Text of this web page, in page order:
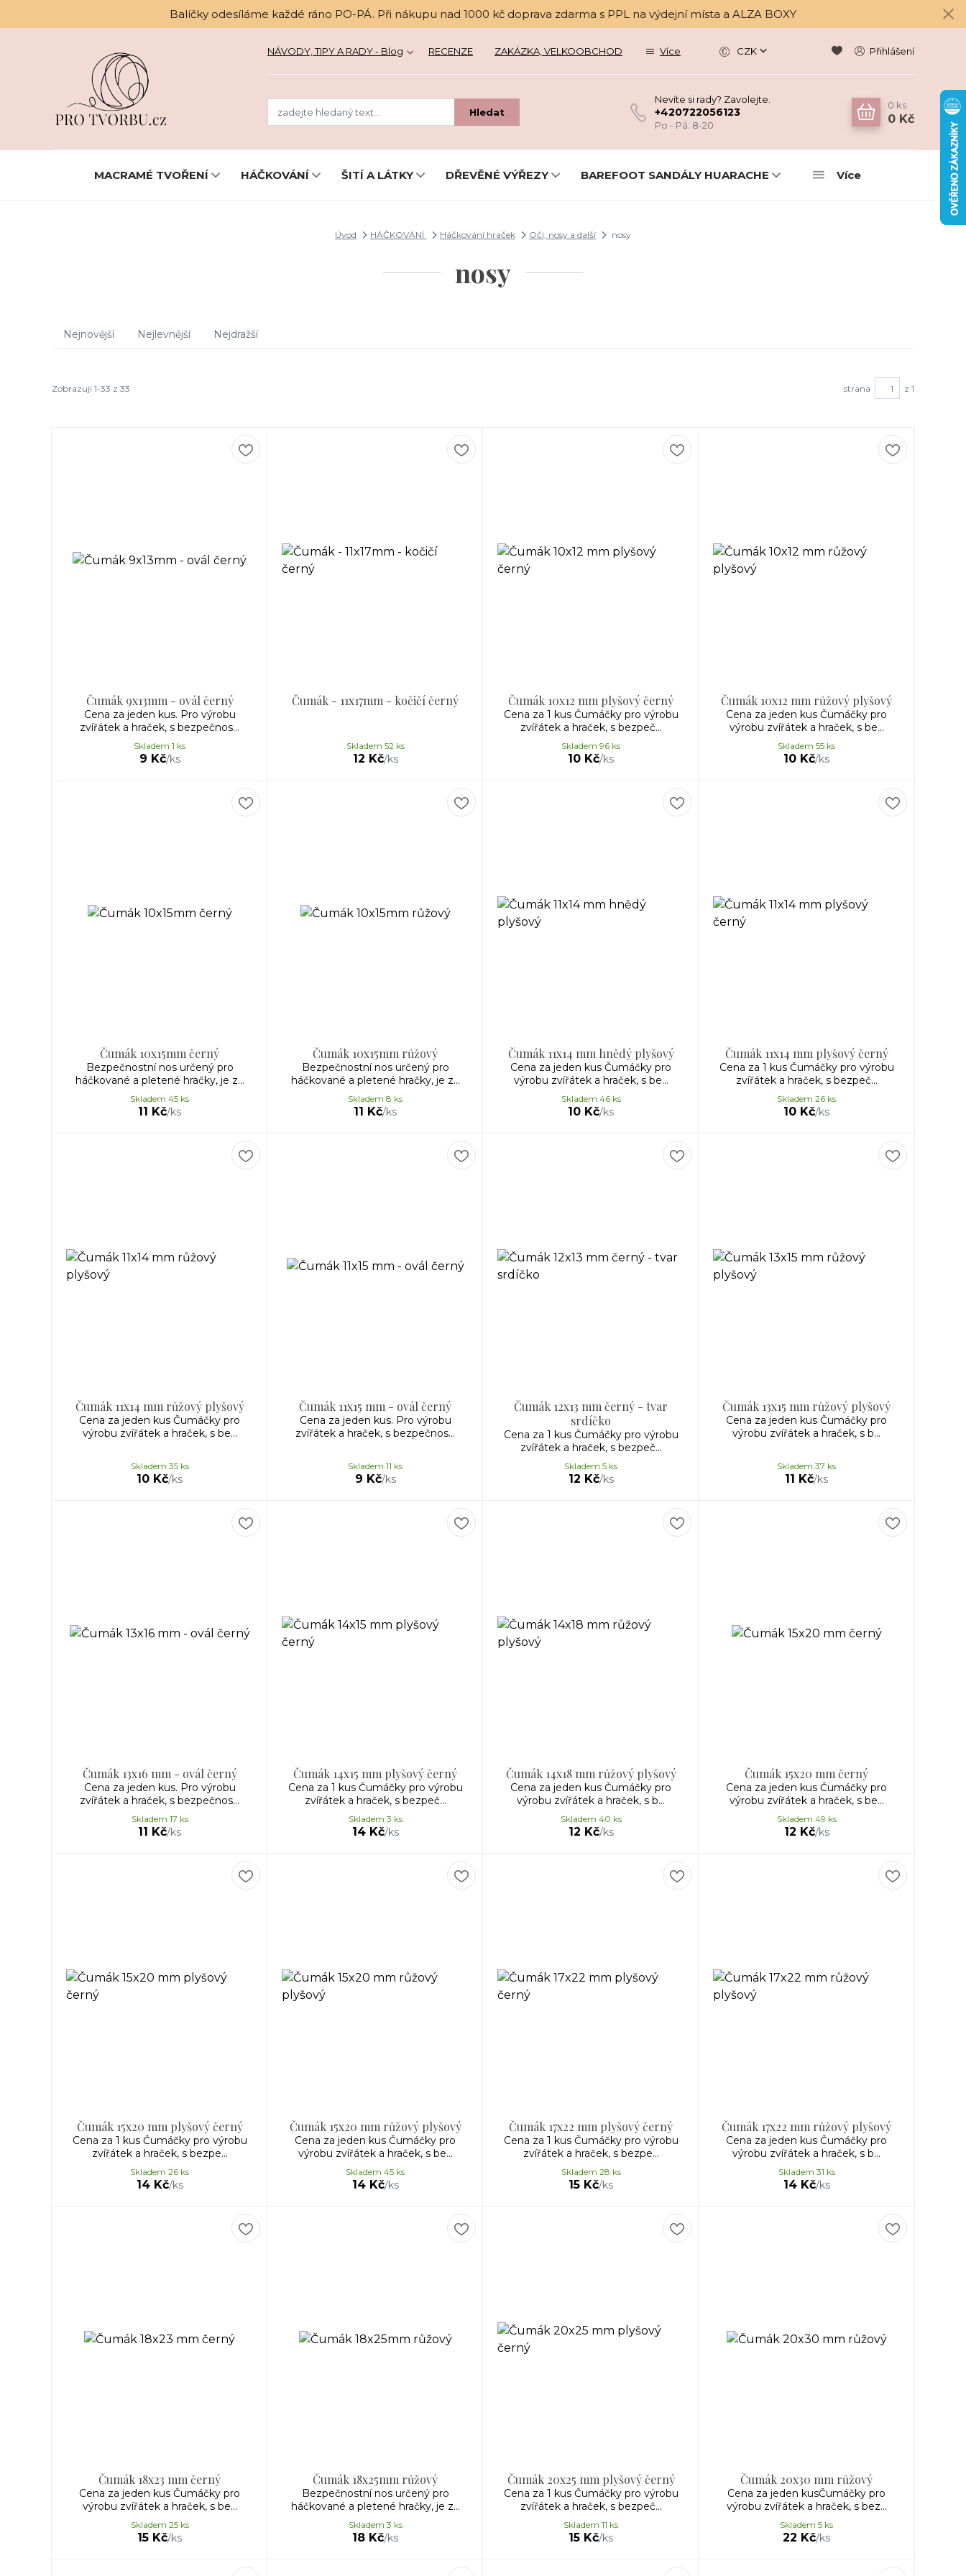
Balíčky odesíláme každé ráno PO-PÁ. Při nákupu nad 1000 kč doprava zdarma s PPL na výdejní místa a ALZA BOXY
NÁVODY, TIPY A RADY - Blog RECENZE ZAKÁZKA, VELKOOBCHOD Více CZK Přihlášení
Hledat
Nevíte si rady? Zavolejte.
+420722056123
Po - Pá: 8-20
0 ks
0 Kč
MACRAMÉ TVOŘENÍ HÁČKOVÁNÍ ŠITÍ A LÁTKY DŘEVĚNÉ VÝŘEZY BAREFOOT SANDÁLY HUARACHE Více
Úvod HÁČKOVÁNÍ Háčkování hraček Oči, nosy a další nosy
nosy
Nejnovější Nejlevnější Nejdražší
Zobrazuji 1-33 z 33 strana z 1
Čumák 9x13mm - ovál černý
Cena za jeden kus. Pro výrobu
zvířátek a hraček, s bezpečnos...
9 Kč/ks
Skladem 1 ks
Čumák - 11x17mm - kočičí černý
12 Kč/ks
Skladem 52 ks
Čumák 10x12 mm plyšový černý
Cena za 1 kus Čumáčky pro výrobu
zvířátek a hraček, s bezpeč...
10 Kč/ks
Skladem 96 ks
Čumák 10x12 mm růžový plyšový
Cena za jeden kus Čumáčky pro
výrobu zvířátek a hraček, s be...
10 Kč/ks
Skladem 55 ks
Čumák 10x15mm černý
Bezpečnostní nos určený pro
háčkované a pletené hračky, je z...
11 Kč/ks
Skladem 45 ks
Čumák 10x15mm růžový
Bezpečnostní nos určený pro
háčkované a pletené hračky, je z...
11 Kč/ks
Skladem 8 ks
Čumák 11x14 mm hnědý plyšový
Cena za jeden kus Čumáčky pro
výrobu zvířátek a hraček, s be...
10 Kč/ks
Skladem 46 ks
Čumák 11x14 mm plyšový černý
Cena za 1 kus Čumáčky pro výrobu
zvířátek a hraček, s bezpeč...
10 Kč/ks
Skladem 26 ks
Čumák 11x14 mm růžový plyšový
Cena za jeden kus Čumáčky pro
výrobu zvířátek a hraček, s be...
10 Kč/ks
Skladem 35 ks
Čumák 11x15 mm - ovál černý
Cena za jeden kus. Pro výrobu
zvířátek a hraček, s bezpečnos...
9 Kč/ks
Skladem 11 ks
Čumák 12x13 mm černý - tvar
srdíčko
Cena za 1 kus Čumáčky pro výrobu
zvířátek a hraček, s bezpeč...
12 Kč/ks
Skladem 5 ks
Čumák 13x15 mm růžový plyšový
Cena za jeden kus Čumáčky pro
výrobu zvířátek a hraček, s b...
11 Kč/ks
Skladem 37 ks
Čumák 13x16 mm - ovál černý
Cena za jeden kus. Pro výrobu
zvířátek a hraček, s bezpečnos...
11 Kč/ks
Skladem 17 ks
Čumák 14x15 mm plyšový černý
Cena za 1 kus Čumáčky pro výrobu
zvířátek a hraček, s bezpeč...
14 Kč/ks
Skladem 3 ks
Čumák 14x18 mm růžový plyšový
Cena za jeden kus Čumáčky pro
výrobu zvířátek a hraček, s b...
12 Kč/ks
Skladem 40 ks
Čumák 15x20 mm černý
Cena za jeden kus Čumáčky pro
výrobu zvířátek a hraček, s be...
12 Kč/ks
Skladem 49 ks
Čumák 15x20 mm plyšový černý
Cena za 1 kus Čumáčky pro výrobu
zvířátek a hraček, s bezpe...
14 Kč/ks
Skladem 26 ks
Čumák 15x20 mm růžový plyšový
Cena za jeden kus Čumáčky pro
výrobu zvířátek a hraček, s be...
14 Kč/ks
Skladem 45 ks
Čumák 17x22 mm plyšový černý
Cena za 1 kus Čumáčky pro výrobu
zvířátek a hraček, s bezpe...
15 Kč/ks
Skladem 28 ks
Čumák 17x22 mm růžový plyšový
Cena za jeden kus Čumáčky pro
výrobu zvířátek a hraček, s b...
14 Kč/ks
Skladem 31 ks
Čumák 18x23 mm černý
Cena za jeden kus Čumáčky pro
výrobu zvířátek a hraček, s be...
15 Kč/ks
Skladem 25 ks
Čumák 18x25mm růžový
Bezpečnostní nos určený pro
háčkované a pletené hračky, je z...
18 Kč/ks
Skladem 3 ks
Čumák 20x25 mm plyšový černý
Cena za 1 kus Čumáčky pro výrobu
zvířátek a hraček, s bezpeč...
15 Kč/ks
Skladem 11 ks
Čumák 20x30 mm růžový
Cena za jeden kusČumáčky pro
výrobu zvířátek a hraček, s bez...
22 Kč/ks
Skladem 5 ks